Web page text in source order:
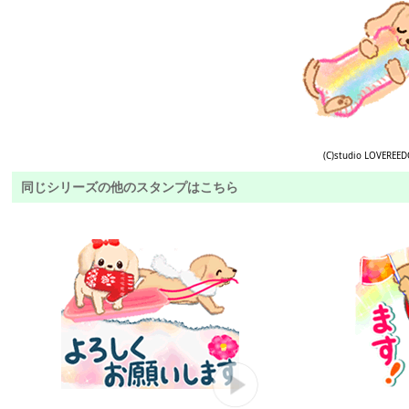
(C)studio
同じシリーズの他のスタンプはこちら